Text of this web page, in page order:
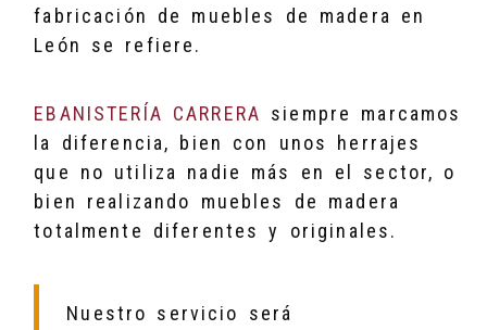
fabricación de muebles de madera en
León se refiere.
EBANISTERÍA CARRERA siempre marcamos
la diferencia, bien con unos herrajes
que no utiliza nadie más en el sector, o
bien realizando muebles de madera
totalmente diferentes y originales.
Nuestro servicio será